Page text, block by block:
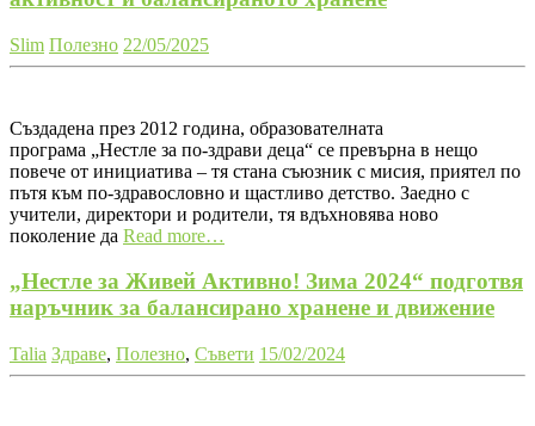
Slim Полезно 22/05/2025
Създадена през 2012 година, образователната
програма „Нестле за по-здрави деца“ се превърна в нещо
повече от инициатива – тя стана съюзник с мисия, приятел по
пътя към по-здравословно и щастливо детство. Заедно с
учители, директори и родители, тя вдъхновява ново
поколение да Read more…
„Нестле за Живей Активно! Зима 2024“ подготвя
наръчник за балансирано хранене и движение
Talia Здраве, Полезно, Съвети 15/02/2024